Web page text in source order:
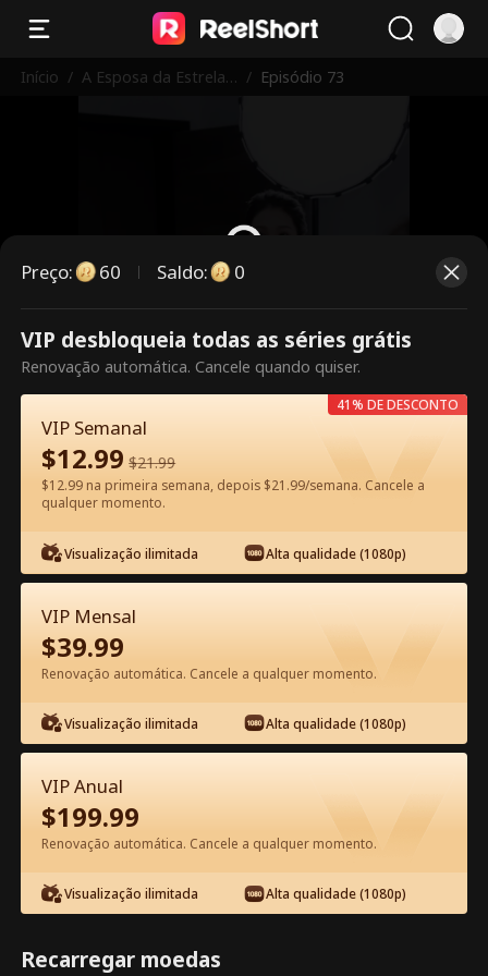
Início / A Esposa da Estrela
/ Episódio 73
Este episódio é pago. Desbloqueie
para assistir.
60
Episódio 73 - A Esposa da Estrela
Trabalha Aqui Filme completo
1-50 51-80 Todos os episódios
73 74 76 77
Preço: 60 Saldo: 0
VIP desbloqueia todas as séries grátis
Renovação automática. Cancele quando quiser.
VIP Semanal
$12.99 $21.99
$12.99 na primeira semana, depois $21.99/semana. Cancele a
qualquer momento.
Visualização ilimitada Alta qualidade (1080p)
41% DE DESCONTO
VIP Mensal
$39.99
Renovação automática. Cancele a qualquer momento.
Visualização ilimitada Alta qualidade (1080p)
VIP Anual
$199.99
Renovação automática. Cancele a qualquer momento.
Visualização ilimitada Alta qualidade (1080p)
Recarregar moedas